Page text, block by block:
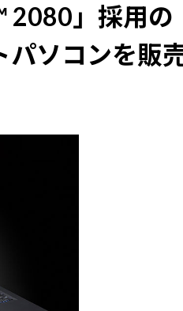
2080」採用の
ソコンを販